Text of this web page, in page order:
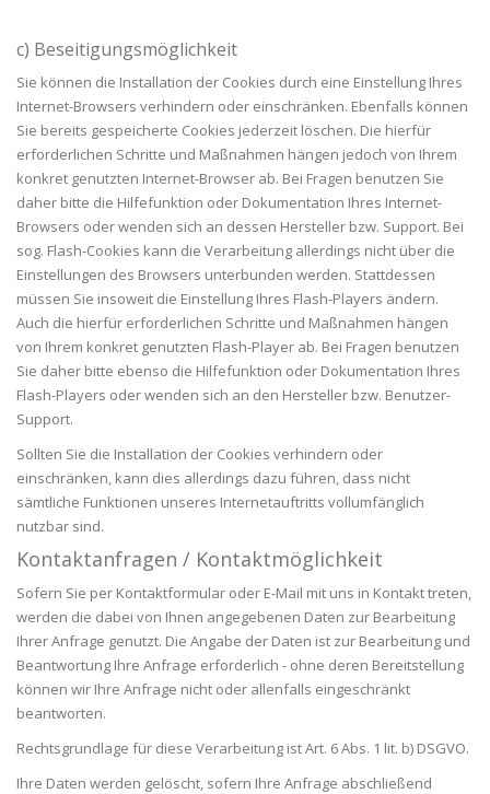
c) Beseitigungsmöglichkeit
Sie können die Installation der Cookies durch eine Einstellung Ihres
Internet-Browsers verhindern oder einschränken. Ebenfalls können
Sie bereits gespeicherte Cookies jederzeit löschen. Die hierfür
erforderlichen Schritte und Maßnahmen hängen jedoch von Ihrem
konkret genutzten Internet-Browser ab. Bei Fragen benutzen Sie
daher bitte die Hilfefunktion oder Dokumentation Ihres Internet-
Browsers oder wenden sich an dessen Hersteller bzw. Support. Bei
sog. Flash-Cookies kann die Verarbeitung allerdings nicht über die
Einstellungen des Browsers unterbunden werden. Stattdessen
müssen Sie insoweit die Einstellung Ihres Flash-Players ändern.
Auch die hierfür erforderlichen Schritte und Maßnahmen hängen
von Ihrem konkret genutzten Flash-Player ab. Bei Fragen benutzen
Sie daher bitte ebenso die Hilfefunktion oder Dokumentation Ihres
Flash-Players oder wenden sich an den Hersteller bzw. Benutzer-
Support.
Sollten Sie die Installation der Cookies verhindern oder
einschränken, kann dies allerdings dazu führen, dass nicht
sämtliche Funktionen unseres Internetauftritts vollumfänglich
nutzbar sind.
Kontaktanfragen / Kontaktmöglichkeit
Sofern Sie per Kontaktformular oder E-Mail mit uns in Kontakt treten,
werden die dabei von Ihnen angegebenen Daten zur Bearbeitung
Ihrer Anfrage genutzt. Die Angabe der Daten ist zur Bearbeitung und
Beantwortung Ihre Anfrage erforderlich - ohne deren Bereitstellung
können wir Ihre Anfrage nicht oder allenfalls eingeschränkt
beantworten.
Rechtsgrundlage für diese Verarbeitung ist Art. 6 Abs. 1 lit. b) DSGVO.
Ihre Daten werden gelöscht, sofern Ihre Anfrage abschließend